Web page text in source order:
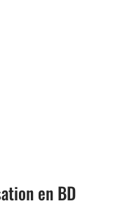
en BD